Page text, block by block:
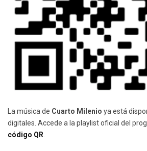
La música de Cuarto Milenio ya está
digitales. Accede a la playlist oficial del
código QR.